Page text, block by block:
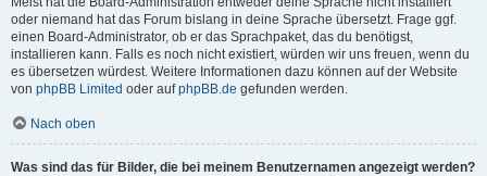
oder niemand hat das Forum bislang in deine Sprache übersetzt. Frage ggf.
einen Board-Administrator, ob er das Sprachpaket, das du benötigst,
installieren kann. Falls es noch nicht existiert, würden wir uns freuen, wenn du
es übersetzen würdest. Weitere Informationen dazu können auf der Website
von phpBB Limited oder aufphpBB.de gefunden werden.
Nach oben
Was sind das für Bilder, die bei meinem Benutzernamen angezeigt werden?